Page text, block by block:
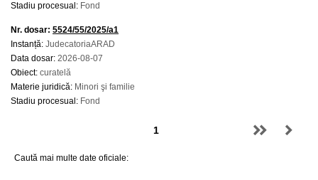
Stadiu procesual: Fond
Nr. dosar: 5524/55/2025/a1
Instanță: JudecatoriaARAD
Data dosar: 2026-08-07
Obiect: curatelă
Materie juridică: Minori şi familie
Stadiu procesual: Fond
Caută mai multe date oficiale: